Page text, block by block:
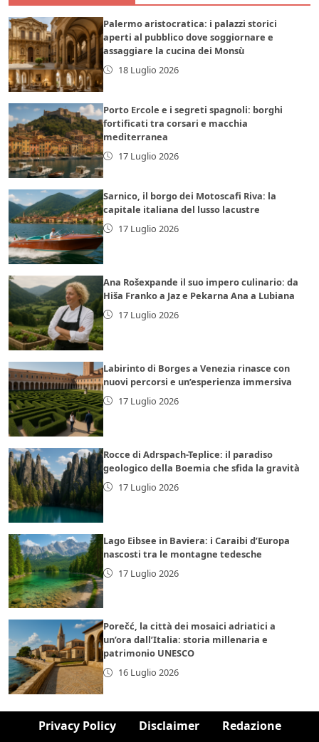
Palermo aristocratica: i palazzi storici
aperti al pubblico dove soggiornare e
assaggiare la cucina dei Monsù
18 Luglio 2026
Porto Ercole e i segreti spagnoli: borghi
fortificati tra corsari e macchia
mediterranea
17 Luglio 2026
Sarnico, il borgo dei Motoscafi Riva: la
capitale italiana del lusso lacustre
17 Luglio 2026
Ana Rošexpande il suo impero culinario: da
Hiša Franko a Jaz e Pekarna Ana a Lubiana
17 Luglio 2026
Labirinto di Borges a Venezia rinasce con
nuovi percorsi e un’esperienza immersiva
17 Luglio 2026
Rocce di Adrspach-Teplice: il paradiso
geologico della Boemia che sfida la gravità
17 Luglio 2026
Lago Eibsee in Baviera: i Caraibi d’Europa
nascosti tra le montagne tedesche
17 Luglio 2026
Porečć, la città dei mosaici adriatici a
un’ora dall’Italia: storia millenaria e
patrimonio UNESCO
16 Luglio 2026
Privacy Policy Disclaimer Redazione